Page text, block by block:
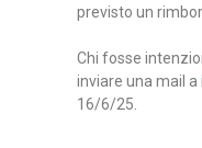
previsto un
Chi fosse
inviare una mail a
16/6/25.